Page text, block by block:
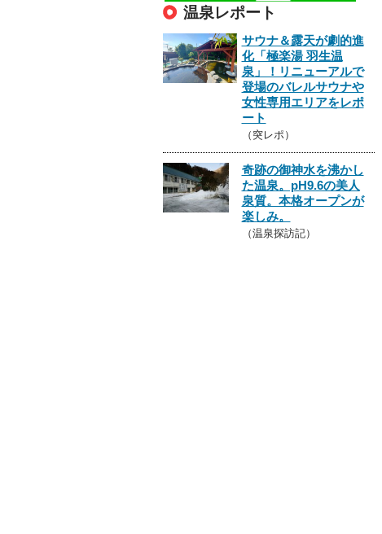
温泉レポート
サウナ＆露天が劇的進
化「極楽湯 羽生温
泉」！リニューアルで
登場のバレルサウナや
女性専用エリアをレポ
ート
（突レポ）
奇跡の御神水を沸かし
た温泉。pH9.6の美人
泉質。本格オープンが
楽しみ。
（温泉探訪記）